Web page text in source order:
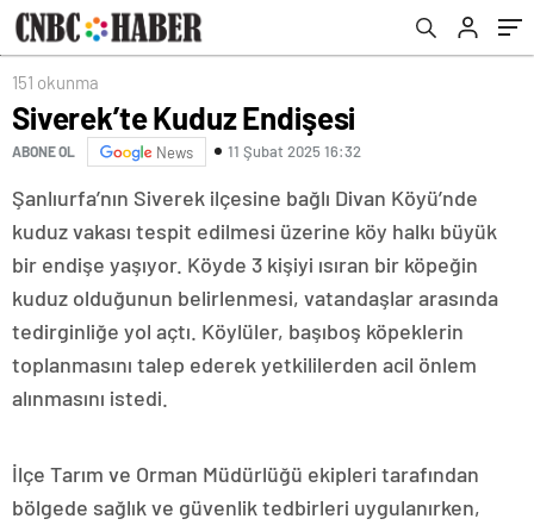
151 okunma
Siverek’te Kuduz Endişesi
ABONE OL News 11 Şubat 2025 16:32
Şanlıurfa’nın Siverek ilçesine bağlı Divan Köyü’nde
kuduz vakası tespit edilmesi üzerine köy halkı büyük
bir endişe yaşıyor. Köyde 3 kişiyi ısıran bir köpeğin
kuduz olduğunun belirlenmesi, vatandaşlar arasında
tedirginliğe yol açtı. Köylüler, başıboş köpeklerin
toplanmasını talep ederek yetkililerden acil önlem
alınmasını istedi.
İlçe Tarım ve Orman Müdürlüğü ekipleri tarafından
bölgede sağlık ve güvenlik tedbirleri uygulanırken,